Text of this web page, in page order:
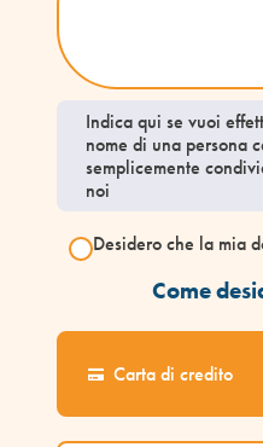
Indica qui se vuoi
nome di una persona
semplicemente
noi
Desidero che la mia
Come
Carta di credito